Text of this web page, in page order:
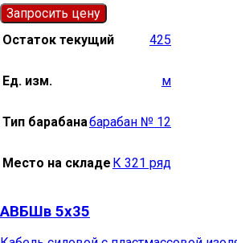
Запросить цену
Остаток текущий
425
Ед. изм. м
Тип барабанабарабан № 12
Место на складе К 321 ряд
АВБШв 5х35